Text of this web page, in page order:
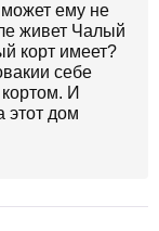
ему не
живет Чалый
корт имеет?
себе
И
этот дом